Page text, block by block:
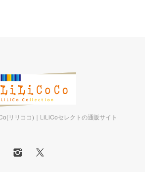
リリココ)｜LiLiCoセレクトの通販サイト